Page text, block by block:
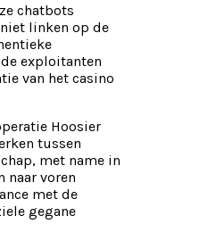
chatbots
linken op de
exploitanten
van het casino
Hoosier
tussen
met name in
naar voren
met de
gegane